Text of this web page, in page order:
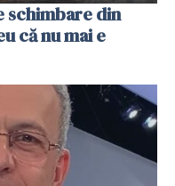
schimbare din
că nu mai e